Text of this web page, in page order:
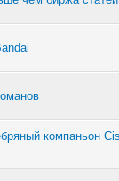
компаньон